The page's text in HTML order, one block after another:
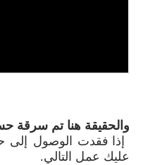
والحقيقة هنا تم سرقة
إذا فقدت الوصول إلى
عليك عمل التالي.